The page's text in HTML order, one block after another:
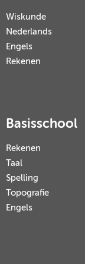
Wiskunde
Nederlands
Engels
Rekenen
Basisschool
Rekenen
Taal
Spelling
Topografie
Engels